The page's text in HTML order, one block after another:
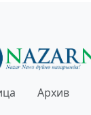
Архив